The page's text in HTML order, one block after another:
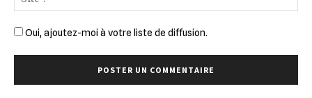
Oui, ajoutez-moi à votre liste de diffusion.